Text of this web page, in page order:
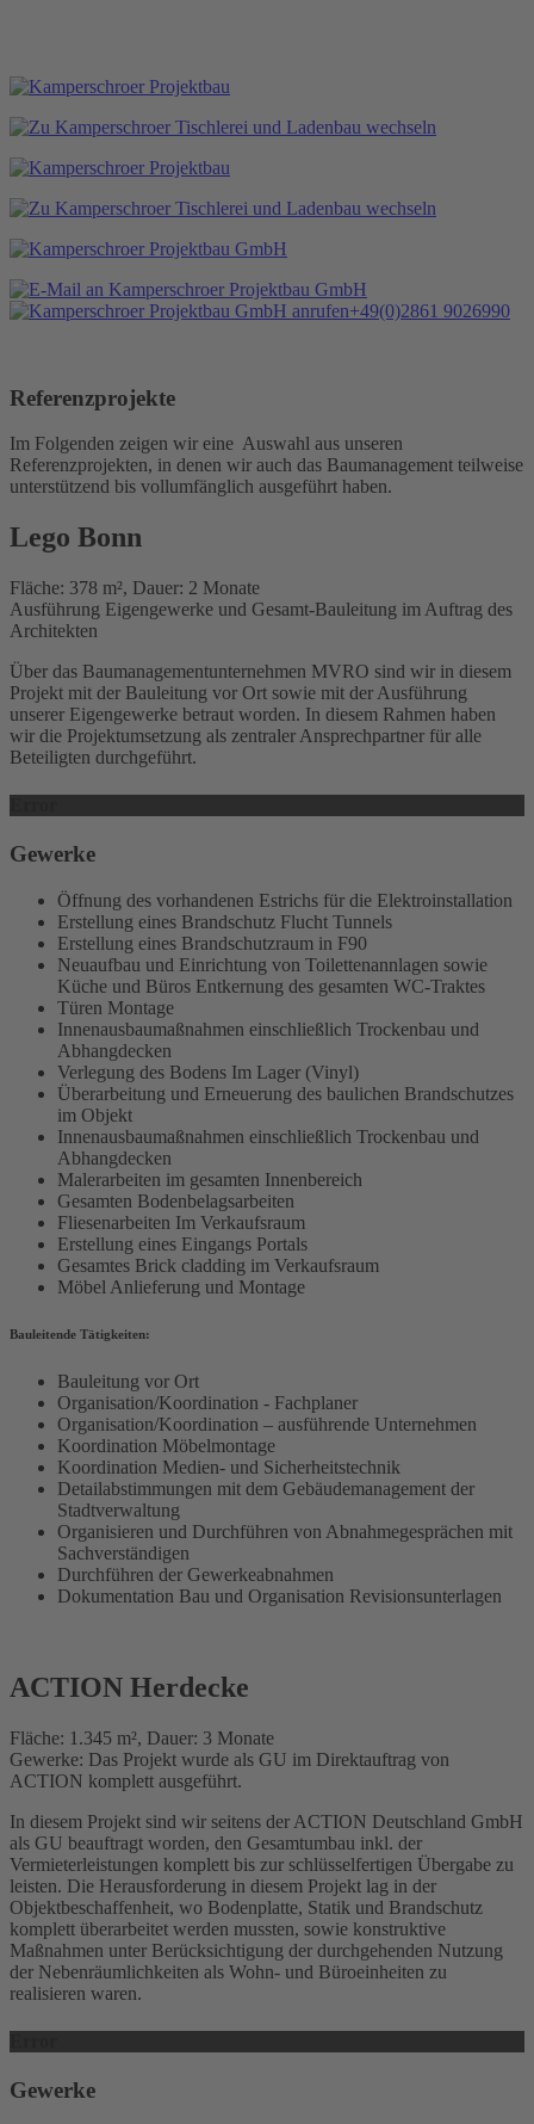
+49(0)2861 9026990
Referenzprojekte
Im Folgenden zeigen wir eine Auswahl aus unseren
Referenzprojekten, in denen wir auch das Baumanagement teilweise
unterstützend bis vollumfänglich ausgeführt haben.
Lego Bonn
Fläche: 378 m², Dauer: 2 Monate
Ausführung Eigengewerke und Gesamt-Bauleitung im Auftrag des
Architekten
Über das Baumanagementunternehmen MVRO sind wir in diesem
Projekt mit der Bauleitung vor Ort sowie mit der Ausführung
unserer Eigengewerke betraut worden. In diesem Rahmen haben
wir die Projektumsetzung als zentraler Ansprechpartner für alle
Beteiligten durchgeführt.
Gewerke
Öffnung des vorhandenen Estrichs für die Elektroinstallation
Erstellung eines Brandschutz Flucht Tunnels
Erstellung eines Brandschutzraum in F90
Neuaufbau und Einrichtung von Toilettenannlagen sowie
Küche und Büros Entkernung des gesamten WC-Traktes
Türen Montage
Innenausbaumaßnahmen einschließlich Trockenbau und
Abhangdecken
Verlegung des Bodens Im Lager (Vinyl)
Überarbeitung und Erneuerung des baulichen Brandschutzes
im Objekt
Innenausbaumaßnahmen einschließlich Trockenbau und
Abhangdecken
Malerarbeiten im gesamten Innenbereich
Gesamten Bodenbelagsarbeiten
Fliesenarbeiten Im Verkaufsraum
Erstellung eines Eingangs Portals
Gesamtes Brick cladding im Verkaufsraum
Möbel Anlieferung und Montage
Bauleitende Tätigkeiten:
Bauleitung vor Ort
Organisation/Koordination - Fachplaner
Organisation/Koordination – ausführende Unternehmen
Koordination Möbelmontage
Koordination Medien- und Sicherheitstechnik
Detailabstimmungen mit dem Gebäudemanagement der
Stadtverwaltung
Organisieren und Durchführen von Abnahmegesprächen mit
Sachverständigen
Durchführen der Gewerkeabnahmen
Dokumentation Bau und Organisation Revisionsunterlagen
ACTION Herdecke
Fläche: 1.345 m², Dauer: 3 Monate
Gewerke: Das Projekt wurde als GU im Direktauftrag von
ACTION komplett ausgeführt.
In diesem Projekt sind wir seitens der ACTION Deutschland GmbH
als GU beauftragt worden, den Gesamtumbau inkl. der
Vermieterleistungen komplett bis zur schlüsselfertigen Übergabe zu
leisten. Die Herausforderung in diesem Projekt lag in der
Objektbeschaffenheit, wo Bodenplatte, Statik und Brandschutz
komplett überarbeitet werden mussten, sowie konstruktive
Maßnahmen unter Berücksichtigung der durchgehenden Nutzung
der Nebenräumlichkeiten als Wohn- und Büroeinheiten zu
realisieren waren.
Gewerke